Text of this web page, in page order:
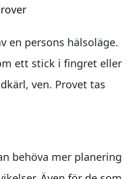
en persons hälsoläge.
ett stick i fingret eller
ven. Provet tas
behöva mer planering